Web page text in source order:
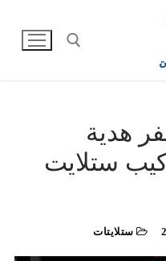
هدية
تركيب ستلايت
ستلايتات